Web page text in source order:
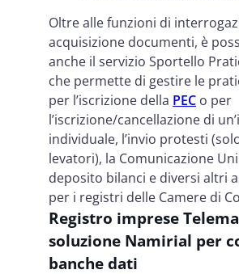
Oltre alle funzioni di
acquisizione documenti, è
anche il servizio Sportello
che permette di gestire le
per l’iscrizione della PEC o per
l’iscrizione/cancellazione di
individuale, l’invio protesti
levatori), la Comunicazione
deposito bilanci e diversi altri
per i registri delle Camere di
Registro imprese
soluzione Namirial per
banche dati